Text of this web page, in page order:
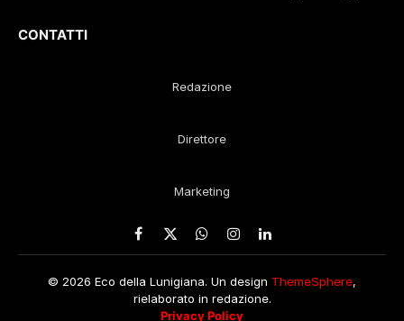
CONTATTI
Redazione
Direttore
Marketing
Facebook
X
WhatsApp
Instagram
LinkedIn
© 2026 Eco della Lunigiana. Un design ThemeSphere,
rielaborato in redazione.
Privacy Policy